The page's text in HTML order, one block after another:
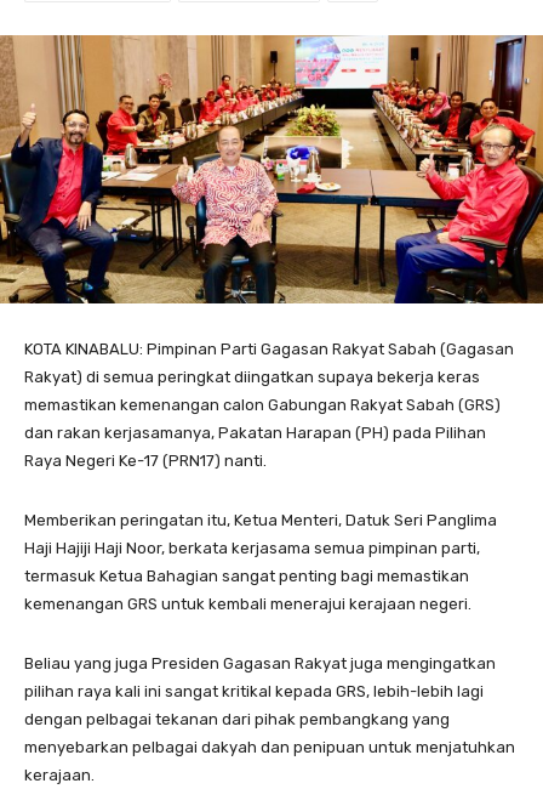
KOTA KINABALU: Pimpinan Parti Gagasan Rakyat Sabah (Gagasan
Rakyat) di semua peringkat diingatkan supaya bekerja keras
memastikan kemenangan calon Gabungan Rakyat Sabah (GRS)
dan rakan kerjasamanya, Pakatan Harapan (PH) pada Pilihan
Raya Negeri Ke-17 (PRN17) nanti.
Memberikan peringatan itu, Ketua Menteri, Datuk Seri Panglima
Haji Hajiji Haji Noor, berkata kerjasama semua pimpinan parti,
termasuk Ketua Bahagian sangat penting bagi memastikan
kemenangan GRS untuk kembali menerajui kerajaan negeri.
Beliau yang juga Presiden Gagasan Rakyat juga mengingatkan
pilihan raya kali ini sangat kritikal kepada GRS, lebih-lebih lagi
dengan pelbagai tekanan dari pihak pembangkang yang
menyebarkan pelbagai dakyah dan penipuan untuk menjatuhkan
kerajaan.